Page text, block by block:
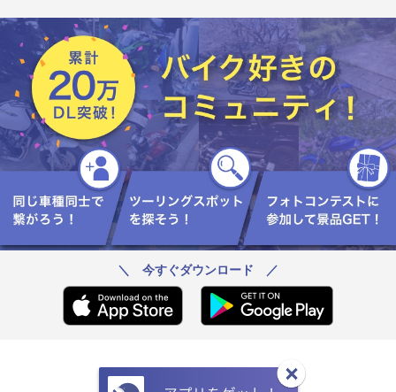
＼ 今すぐダウンロード ／